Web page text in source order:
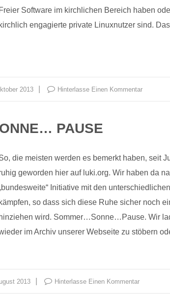
Freier Software im kirchlichen Bereich haben
kirchlich engagierte private Linuxnutzer sind.
2013 Hinterlasse Einen Kommentar
PAUSE
die meisten werden es bemerkt haben, seit
geworden hier auf luki.org. Wir haben da
Initiative mit den
kämpfen, so dass sich diese Ruhe sicher noch
hinziehen wird. Sommer…Sonne…Pause. Wir
im Archiv unserer Webseite zu stöbern
2013 Hinterlasse Einen Kommentar